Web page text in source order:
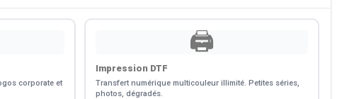
corporate et
🖨️
Impression DTF
Transfert numérique multicouleur illimité. Petites séries,
photos, dégradés.